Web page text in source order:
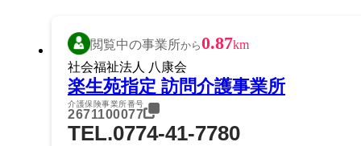
閲覧中の事業所から0.87km
社会福祉法人 八康会
楽生苑指定 訪問介護事業所
介護保険事業所番号
2671100077
TEL.0774-41-7780